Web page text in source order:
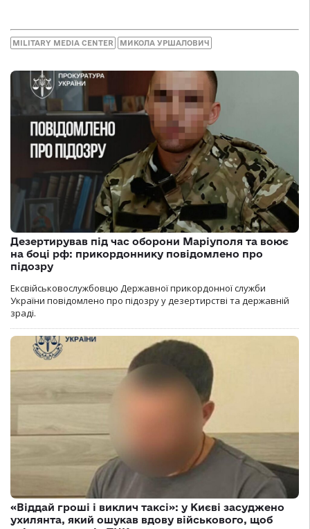
MILITARY MEDIA CENTER МИКОЛА УРШАЛОВИЧ
Дезертирував під час оборони Маріуполя та воює
на боці рф: прикордоннику повідомлено про
підозру
Ексвійськовослужбовцю Державної прикордонної служби
України повідомлено про підозру у дезертирстві та державній
зраді.
«Віддай гроші і виклич таксі»: у Києві засуджено
ухилянта, який ошукав вдову військового, щоб